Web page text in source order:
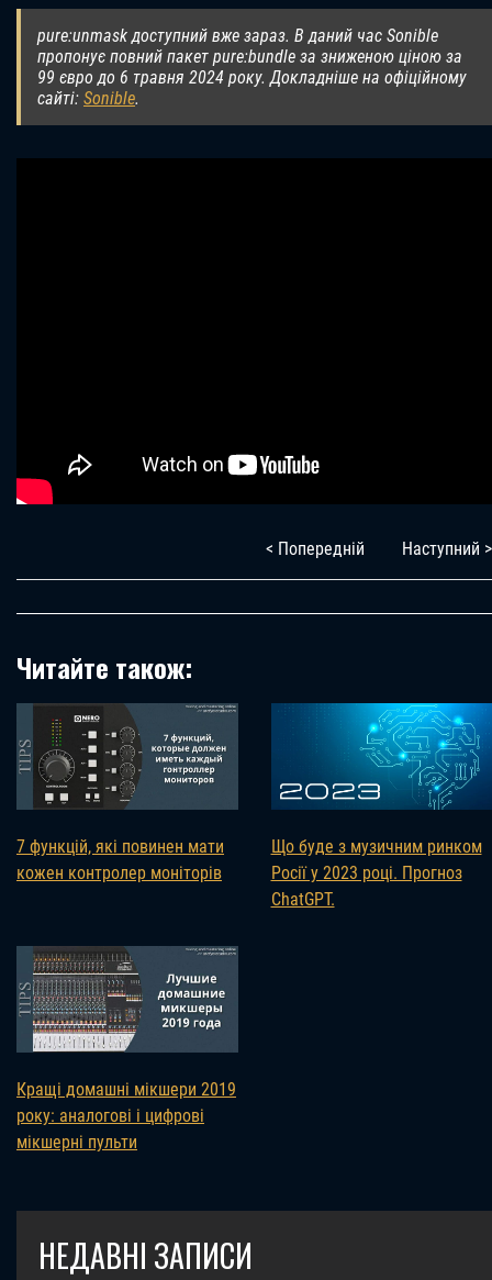
pure:unmask доступний вже зараз. В даний час Sonible
пропонує повний пакет pure:bundle за зниженою ціною за
99 євро до 6 травня 2024 року. Докладніше на офіційному
сайті: Sonible.
< Попередній Наступний >
Читайте також:
7 функцій, які повинен мати
кожен контролер моніторів
Що буде з музичним ринком
Росії у 2023 році. Прогноз
ChatGPT.
Кращі домашні мікшери 2019
року: аналогові і цифрові
мікшерні пульти
НЕДАВНІ ЗАПИСИ